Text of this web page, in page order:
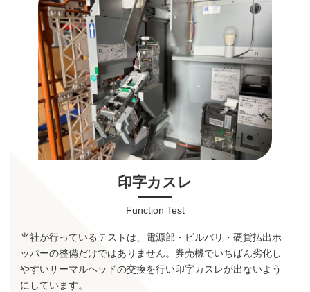
印字カスレ
Function Test
当社が行っているテストは、電源部・ビルバリ・硬貨払出ホ
ッパーの整備だけではありません。券売機でいちばん劣化し
やすいサーマルヘッドの交換を行い印字カスレが出ないよう
にしています。